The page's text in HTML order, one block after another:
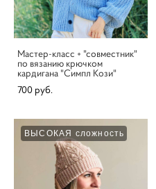
Мастер-класс + "совместник"
по вязанию крючком
кардигана "Симпл Кози"
700 pуб.
ВЫСОКАЯ сложность